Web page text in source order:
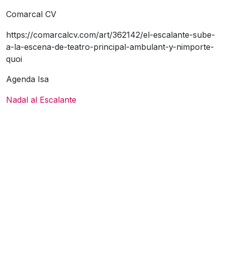
Comarcal CV
https://comarcalcv.com/art/362142/el-escalante-sube-
a-la-escena-de-teatro-principal-ambulant-y-nimporte-
quoi
Agenda Isa
Nadal al Escalante